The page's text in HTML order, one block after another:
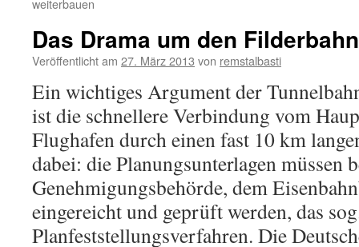
weiterbauen
Das Drama um den
Veröffentlicht am 27. März 2013 von remstalbasti
Ein wichtiges Argument der
ist die schnellere Verbindung vom
Flughafen durch einen fast 10 km
dabei: die Planungsunterlagen müssen
Genehmigungsbehörde, dem
eingereicht und geprüft werden, das
Planfeststellungsverfahren. Die